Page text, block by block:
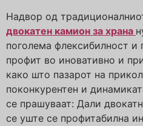
Надвор од
двокатен камион за храна
поголема флексибилност и
профит во иновативно и
како што пазарот на
поконкурентен и
се прашуваат: Дали
се уште се профитабилна